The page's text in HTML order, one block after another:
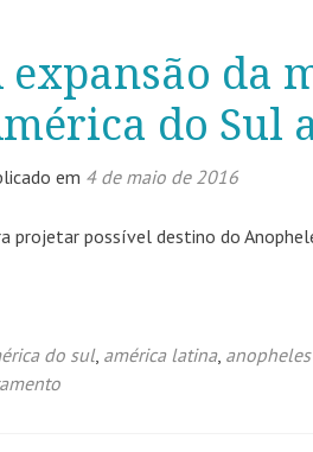
expansão da
do Sul
em 4 de maio de 2016
projetar possível destino do
do sul, américa latina,